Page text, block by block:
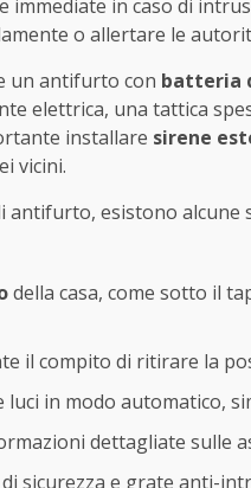
in caso di
o allertare le
un antifurto con batteria
elettrica, una tattica
installare sirene
vicini.
antifurto, esistono alcune
della casa, come sotto il
il compito di ritirare la
in modo automatico,
dettagliate sulle
sicurezza e grate anti-